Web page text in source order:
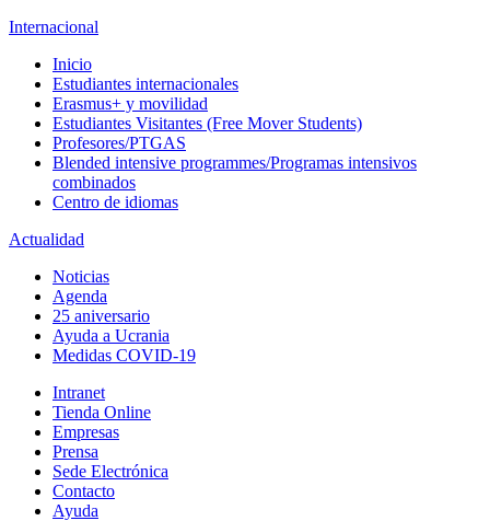
Internacional
Inicio
Estudiantes internacionales
Erasmus+ y movilidad
Estudiantes Visitantes (Free Mover Students)
Profesores/PTGAS
Blended intensive programmes/Programas intensivos
combinados
Centro de idiomas
Actualidad
Noticias
Agenda
25 aniversario
Ayuda a Ucrania
Medidas COVID-19
Intranet
Tienda Online
Empresas
Prensa
Sede Electrónica
Contacto
Ayuda